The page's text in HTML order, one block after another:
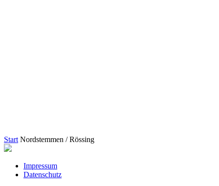
Start Nordstemmen / Rössing
Impressum
Datenschutz